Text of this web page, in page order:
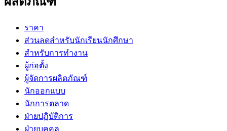
ราคา
ส่วนลดสำหรับนักเรียนนักศึกษา
สำหรับการทำงาน
ผู้ก่อตั้ง
ผู้จัดการผลิตภัณฑ์
นักออกแบบ
นักการตลาด
ฝ่ายปฏิบัติการ
ฝ่ายบุคคล